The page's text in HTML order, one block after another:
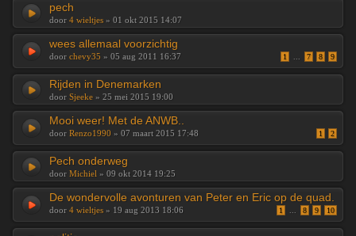
pech
door 4 wieltjes » 01 okt 2015 14:07
wees allemaal voorzichtig
1 7 8 9
door chevy35 » 05 aug 2011 16:37
Rijden in Denemarken
door Sjeeke » 25 mei 2015 19:00
Mooi weer! Met de ANWB..
1 2
door Renzo1990 » 07 maart 2015 17:48
Pech onderweg
door Michiel » 09 okt 2014 19:25
De wondervolle avonturen van Peter en Eric op de quad.
1 8 9 10
door 4 wieltjes » 19 aug 2013 18:06